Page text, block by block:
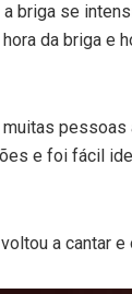
briga se
da briga e
e foi fácil
a cantar